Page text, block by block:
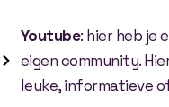
Youtube: hier heb je
eigen community.
leuke, informatieve